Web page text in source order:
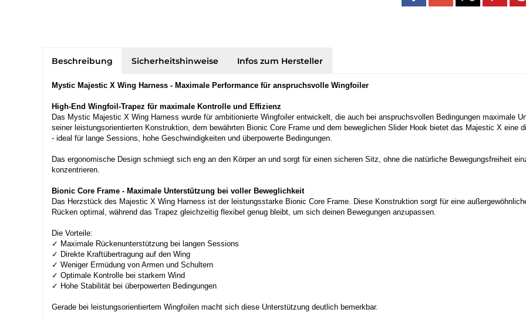
Beschreibung Sicherheitshinweise Infos zum Hersteller
Mystic Majestic X Wing Harness - Maximale Performance für anspruchsvolle Wingfoiler
High-End Wingfoil-Trapez für maximale Kontrolle und Effizienz
Das Mystic Majestic X Wing Harness wurde für ambitionierte Wingfoiler entwickelt, die auch bei anspruchsvollen Bedingungen maximale
seiner leistungsorientierten Konstruktion, dem bewährten Bionic Core Frame und dem beweglichen Slider Hook bietet das Majestic X eine
- ideal für lange Sessions, hohe Geschwindigkeiten und überpowerte Bedingungen.
Das ergonomische Design schmiegt sich eng an den Körper an und sorgt für einen sicheren Sitz, ohne die natürliche Bewegungsfreiheit
konzentrieren.
Bionic Core Frame - Maximale Unterstützung bei voller Beweglichkeit
Das Herzstück des Majestic X Wing Harness ist der leistungsstarke Bionic Core Frame. Diese Konstruktion sorgt für eine
Rücken optimal, während das Trapez gleichzeitig flexibel genug bleibt, um sich deinen Bewegungen anzupassen.
Die Vorteile:
✓ Maximale Rückenunterstützung bei langen Sessions
✓ Direkte Kraftübertragung auf den Wing
✓ Weniger Ermüdung von Armen und Schultern
✓ Optimale Kontrolle bei starkem Wind
✓ Hohe Stabilität bei überpowerten Bedingungen
Gerade bei leistungsorientiertem Wingfoilen macht sich diese Unterstützung deutlich bemerkbar.